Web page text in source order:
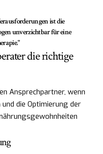
ist die
unverzichtbar für eine
die richtige
Ansprechpartner, wenn
und die Optimierung der